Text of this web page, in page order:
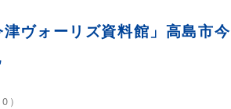
ヴォーリズ資料館」高島市今